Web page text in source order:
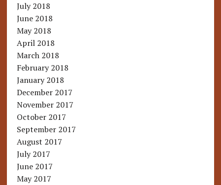
July 2018
June 2018
May 2018
April 2018
March 2018
February 2018
January 2018
December 2017
November 2017
October 2017
September 2017
August 2017
July 2017
June 2017
May 2017